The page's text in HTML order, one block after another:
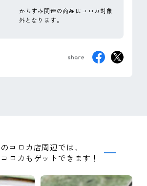
からすみ関連の商品はコロカ対象
外となります。
のコロカ店周辺では、
ロカもゲットできます！